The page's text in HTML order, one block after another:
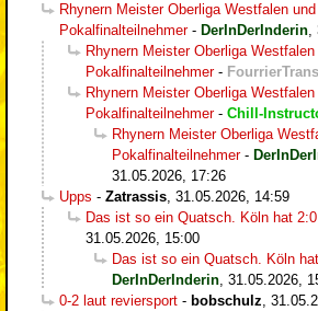
Rhynern Meister Oberliga Westfalen
Pokalfinalteilnehmer- DerInDerInderin
Rhynern Meister Oberliga
Pokalfinalteilnehmer- FourrierTrans
Rhynern Meister Oberliga
Pokalfinalteilnehmer- Chill-
Rhynern Meister Oberliga
Pokalfinalteilnehmer-
31.05.2026, 17:26
Upps - Zatrassis 31.05.2026, 14:59
Das ist so ein Quatsch. Köln hat
31.05.2026, 15:00
Das ist so ein Quatsch. Köln
DerInDerInderin 31.05.2026,
0-2 laut reviersport - bobschulz